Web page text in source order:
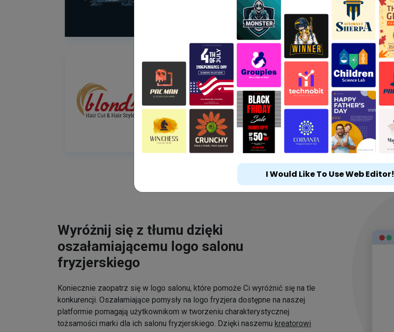
Wyróżnij się z tłumu dzięki
oszałamiającemu logo salonu
fryzjerskiego
Koniecznie zaopatrz się w logo salonu, które pomoże Ci wyróżnić się na tle
konkurencji. Oszałamiające pomysły na logo fryzjera dostępne na naszej
platformie pomagają użytkownikom w tworzeniu charakterystycznej
tożsamości marki dla ich salonu fryzjerskiego. Dzięki naszemu kreatorowi
I Would Like To Use Web Editor!